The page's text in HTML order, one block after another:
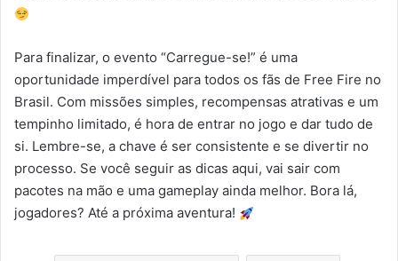
Para finalizar, o evento “Carregue-se!” é uma
oportunidade imperdível para todos os fãs de Free Fire no
Brasil. Com missões simples, recompensas atrativas e um
tempinho limitado, é hora de entrar no jogo e dar tudo de
si. Lembre-se, a chave é ser consistente e se divertir no
processo. Se você seguir as dicas aqui, vai sair com
pacotes na mão e uma gameplay ainda melhor. Bora lá,
jogadores? Até a próxima aventura!